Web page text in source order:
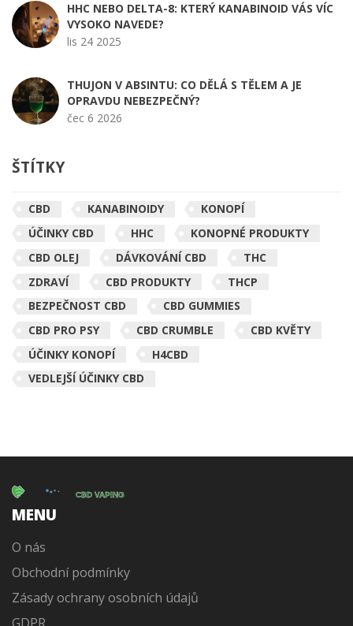
HHC NEBO DELTA-8: KTERÝ KANABINOID VÁS VÍC
VYSOKO NAVEDE?
lis 24 2025
THUJON V ABSINTU: CO DĚLÁ S TĚLEM A JE
OPRAVDU NEBEZPEČNÝ?
čec 6 2026
ŠTÍTKY
CBD KANABINOIDY
KONOPÍ
ÚČINKY CBD
HHC
KONOPNÉ PRODUKTY
CBD OLEJ
DÁVKOVÁNÍ CBD
THC
ZDRAVÍ
CBD PRODUKTY
THCP
BEZPEČNOST CBD
CBD GUMMIES
CBD PRO PSY
CBD CRUMBLE
CBD KVĚTY
ÚČINKY KONOPÍ
H4CBD
VEDLEJŠÍ ÚČINKY CBD
MENU
O nás
Obchodní podmínky
Zásady ochrany osobních údajů